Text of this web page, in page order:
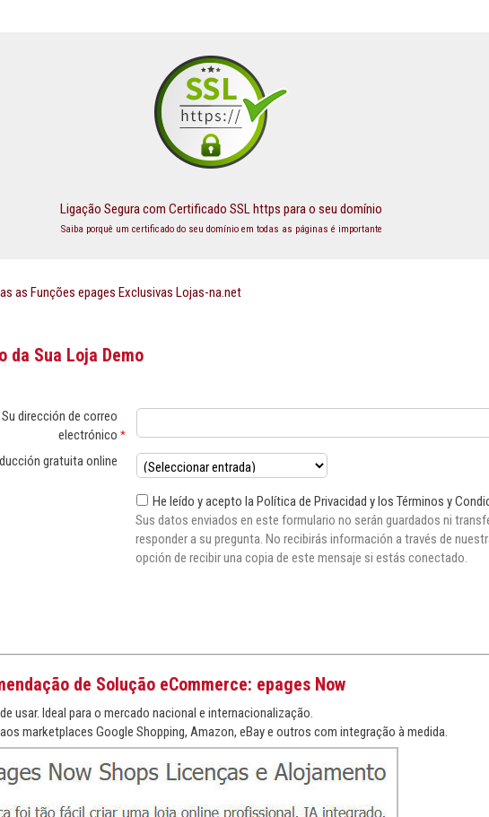
Ligação Segura com Certificado SSL https para o seu domínio
Saiba porquê um certificado do seu domínio em todas as páginas é importante
as Funções epages Exclusivas Lojas-na.net
da Sua Loja Demo
Su dirección de correo
electrónico *
gratuita online
He leído y acepto la Política de Privacidad y los Términos y
Sus datos enviados en este formulario no serán guardados ni
responder a su pregunta. No recibirás información a través de
opción de recibir una copia de este mensaje si estás conectado.
de Solução eCommerce: epages Now
usar. Ideal para o mercado nacional e internacionalização.
marketplaces Google Shopping, Amazon, eBay e outros com integração à medida.